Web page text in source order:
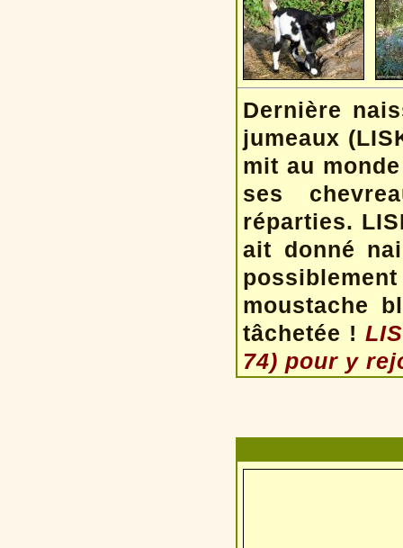
Dernière
jumeaux
mit au
ses
réparties.
ait donné
moustache
tâchetée !
74) pour y